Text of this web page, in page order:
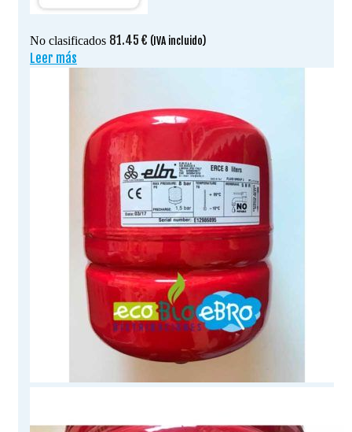
No clasificados 81.45 € (IVA incluido)
Leer más